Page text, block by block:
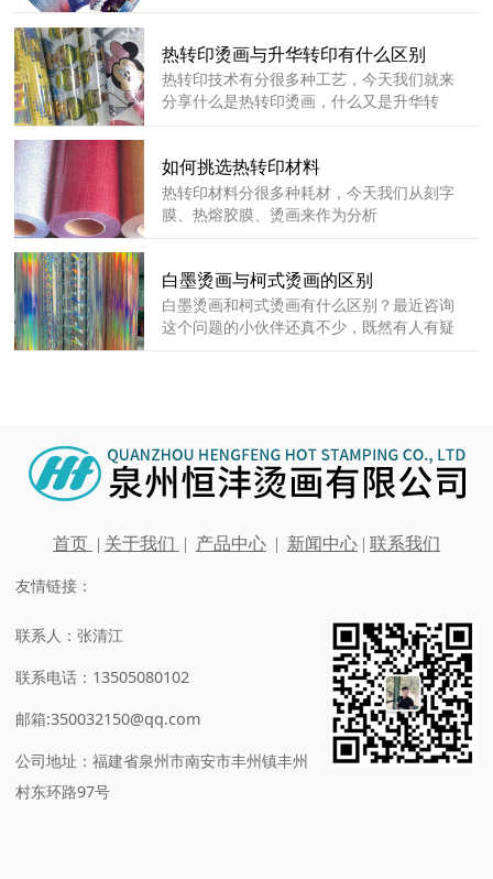
热转印烫画与升华转印有什么区别
热转印技术有分很多种工艺，今天我们就来
分享什么是热转印烫画，什么又是升华转
如何挑选热转印材料
热转印材料分很多种耗材，今天我们从刻字
膜、热熔胶膜、烫画来作为分析
白墨烫画与柯式烫画的区别
白墨烫画和柯式烫画有什么区别？最近咨询
这个问题的小伙伴还真不少，既然有人有疑
首页 | 关于我们 | 产品中心| 新闻中心| 联系我们
友情链接：
联系人：张清江
联系电话：13505080102
邮箱:350032150@qq.com
公司地址：福建省泉州市南安市丰州镇丰州
村东环路97号